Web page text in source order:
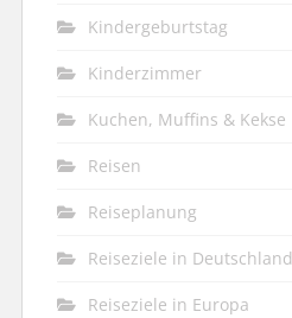
Kindergeburtstag
Kinderzimmer
Kuchen, Muffins & Kekse
Reisen
Reiseplanung
Reiseziele in Deutschland
Reiseziele in Europa